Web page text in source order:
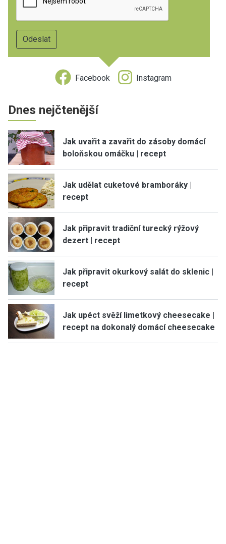
Facebook Instagram
Dnes nejčtenější
Jak uvařit a zavařit do zásoby domácí
boloňskou omáčku | recept
Jak udělat cuketové bramboráky |
recept
Jak připravit tradiční turecký rýžový
dezert | recept
Jak připravit okurkový salát do sklenic |
recept
Jak upéct svěží limetkový cheesecake |
recept na dokonalý domácí cheesecake